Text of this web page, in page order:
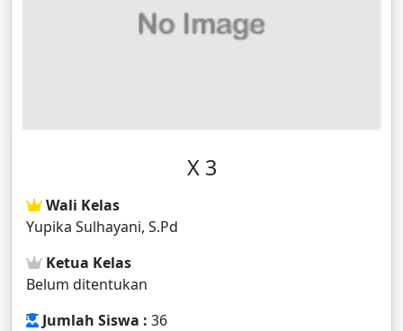
X 3
Wali Kelas
Yupika Sulhayani, S.Pd
Ketua Kelas
Belum ditentukan
Jumlah Siswa : 36